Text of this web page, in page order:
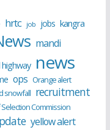
hrtc job jobs kangra
mandi
news
ops Orange alert
snowfall recruitment
Selection Commission
yellow alert